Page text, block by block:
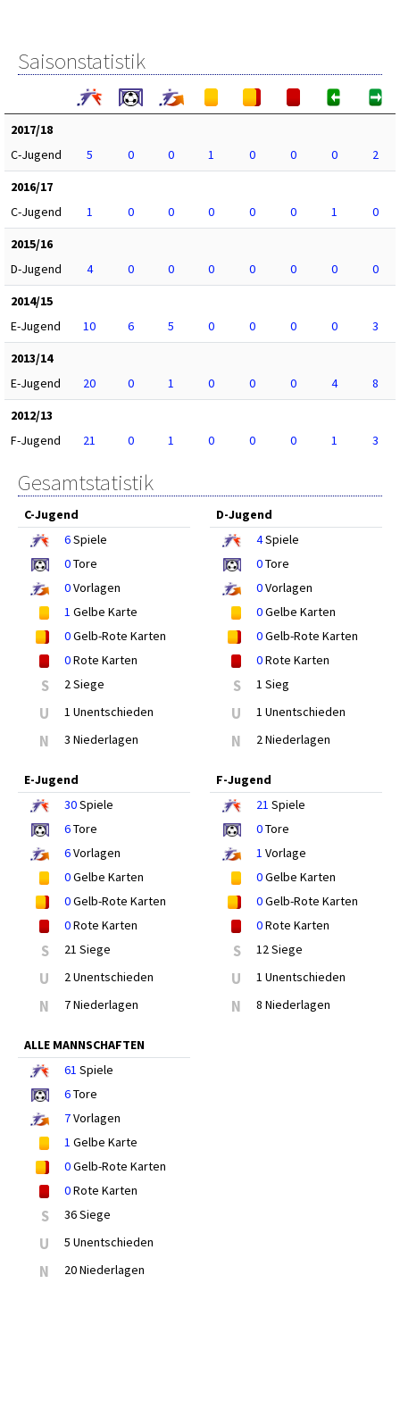
Saisonstatistik
2017/18
C-Jugend
5 0 0 1 0 0 0
2
2016/17
C-Jugend
1 0 0 0 0 0 1
0
2015/16
D-Jugend
4 0 0 0 0 0 0
0
2014/15
E-Jugend
10 6 5 0 0 0 0
3
2013/14
E-Jugend
20 0 1 0 0 0 4
8
2012/13
F-Jugend
21 0 1 0 0 0 1 3
Gesamtstatistik
C-Jugend
6Spiele
0Tore
0Vorlagen
1 Gelbe Karte
0Gelb-Rote Karten
0Rote Karten
S 2 Siege
U 1 Unentschieden
N 3 Niederlagen
D-Jugend
4Spiele
0Tore
0Vorlagen
0Gelbe Karten
0Gelb-Rote Karten
0Rote Karten
S 1 Sieg
U 1 Unentschieden
N 2 Niederlagen
E-Jugend
30Spiele
6Tore
6Vorlagen
0Gelbe Karten
0Gelb-Rote Karten
0Rote Karten
S 21 Siege
U 2 Unentschieden
N 7 Niederlagen
F-Jugend
21 Spiele
0Tore
1 Vorlage
0Gelbe Karten
0Gelb-Rote Karten
0Rote Karten
S 12 Siege
U 1 Unentschieden
N 8 Niederlagen
ALLE MANNSCHAFTEN
61 Spiele
6Tore
7Vorlagen
1 Gelbe Karte
0Gelb-Rote Karten
0Rote Karten
S 36 Siege
U 5 Unentschieden
N 20 Niederlagen